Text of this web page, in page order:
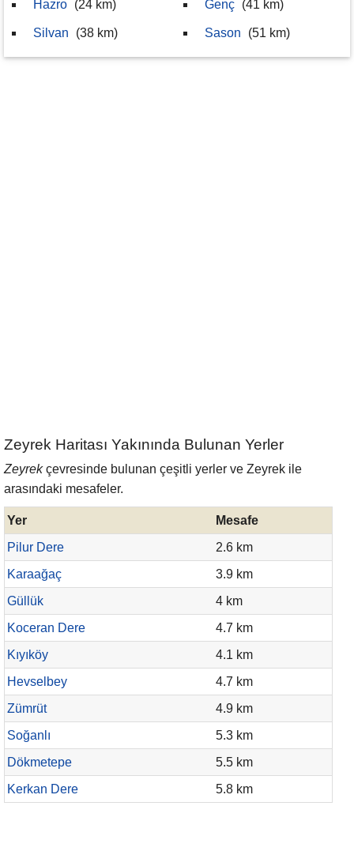
Hazro (24 km)
Silvan (38 km)
Genç (41 km)
Sason (51 km)
Zeyrek Haritası Yakınında Bulunan Yerler
Zeyrekçevresinde bulunan çeşitli yerler ve Zeyrek ile
arasındaki mesafeler.
Yer
Mesafe
Pilur Dere
2.6 km
Karaağaç
3.9 km
Güllük
4 km
Koceran Dere
4.7 km
Kıyıköy
4.1 km
Hevselbey
4.7 km
Zümrüt
4.9 km
Soğanlı
5.3 km
Dökmetepe
5.5 km
Kerkan Dere
5.8 km